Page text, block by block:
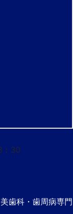
：30
歯科・歯周病専門